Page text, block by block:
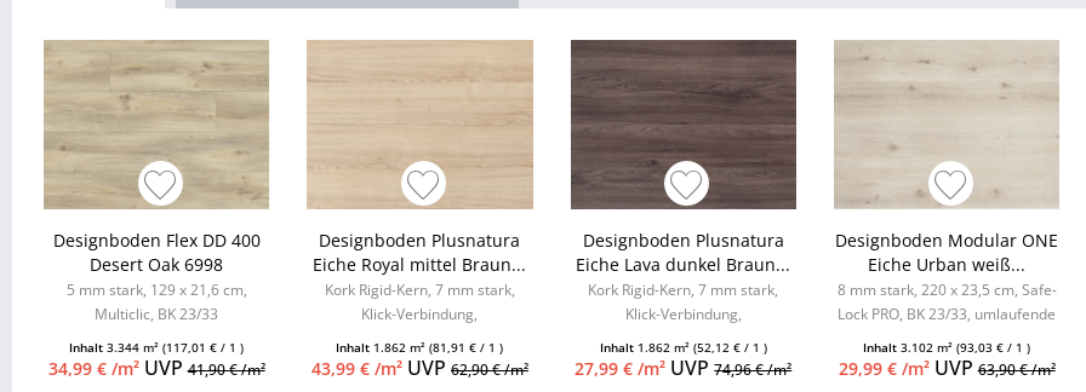
Designboden Flex DD 400
Desert Oak 6998
5 mm stark, 129 x 21,6 cm,
Multiclic, BK 23/33
Inhalt3.344 m²(117,01 € / 1 )
34,99 € /m²UVP41,90 € /m²
Designboden Plusnatura
Eiche Royal mittel Braun...
Kork Rigid-Kern, 7 mm stark,
Klick-Verbindung,
Feuchtraumgeeignet, 4-seitige
Minifase
Inhalt 1.862 m²(81,91 € / 1 )
43,99 € /m²UVP 62,90 € /m²
Designboden Plusnatura
Eiche Lava dunkel Braun...
Kork Rigid-Kern, 7 mm stark,
Klick-Verbindung,
Feuchtraumgeeignet, 4-seitige
Minifase
Inhalt 1.862 m² (52,12 € / 1 )
27,99 € /m² UVP74,96 € /m²
Designboden Modular ONE
Eiche Urban weiß...
8 mm stark, 220 x 23,5 cm, Safe-
Lock PRO, BK 23/33, umlaufende
Minifase, inkl. Kork...
Inhalt3.102 m²(93,03 € / 1 )
29,99 € /m²UVP63,90 € /m²